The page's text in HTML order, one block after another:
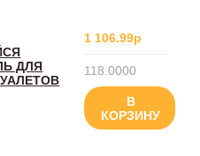
ДЛЯ
1 106.99р
118.0000
В
КОРЗИНУ